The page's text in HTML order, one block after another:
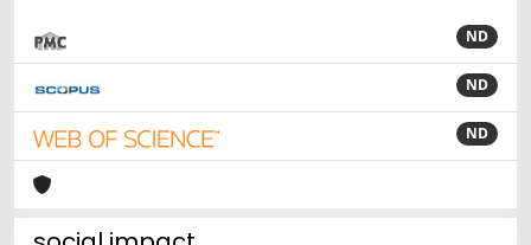
ND
ND
ND